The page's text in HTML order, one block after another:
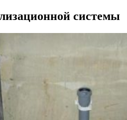
системы